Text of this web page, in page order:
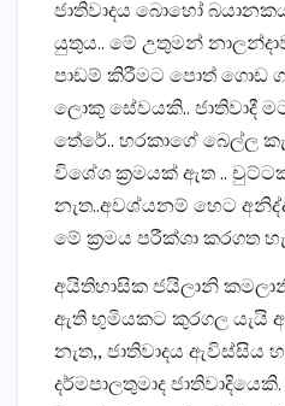
ජාතිවාදය බොහෝ
යුතුය.. මේ උතුමන්
පාඩම් කිරීමට පොත් ගොඩ
ලොකු සේවයකි.. ජාතිවාදී
තේරේ.. හරකාගේ බෙල්ල
විශේශ ක්‍රමයක් ඇත ..
නැත..අවශ්යනම් හෙට
මේ ක්‍රමය පරීක්ශා කරගත
අයිතිහාසික ජයිලානි
ඇති භුමියකට කුරගල යැයි
නැත,, ජාතිවාදය ඇවිස්සිය
දර්මපාලතුමාද